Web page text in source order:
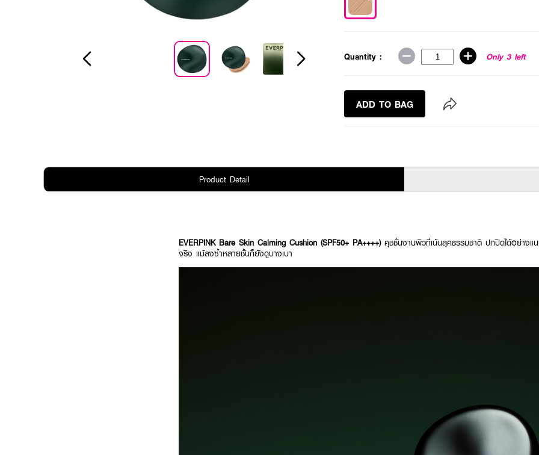
Quantity : Only 3 left
ADD TO BAG
Product Detail
EVERPINK Bare Skin Calming Cushion (SPF50+ PA++++) คุชชั่นงานผิวที่เน้นลุคธรรมชาติ ปกปิดได้อย่างแ
จริง แม้ลงซ้ำหลายชั้นก็ยังดูบางเบา